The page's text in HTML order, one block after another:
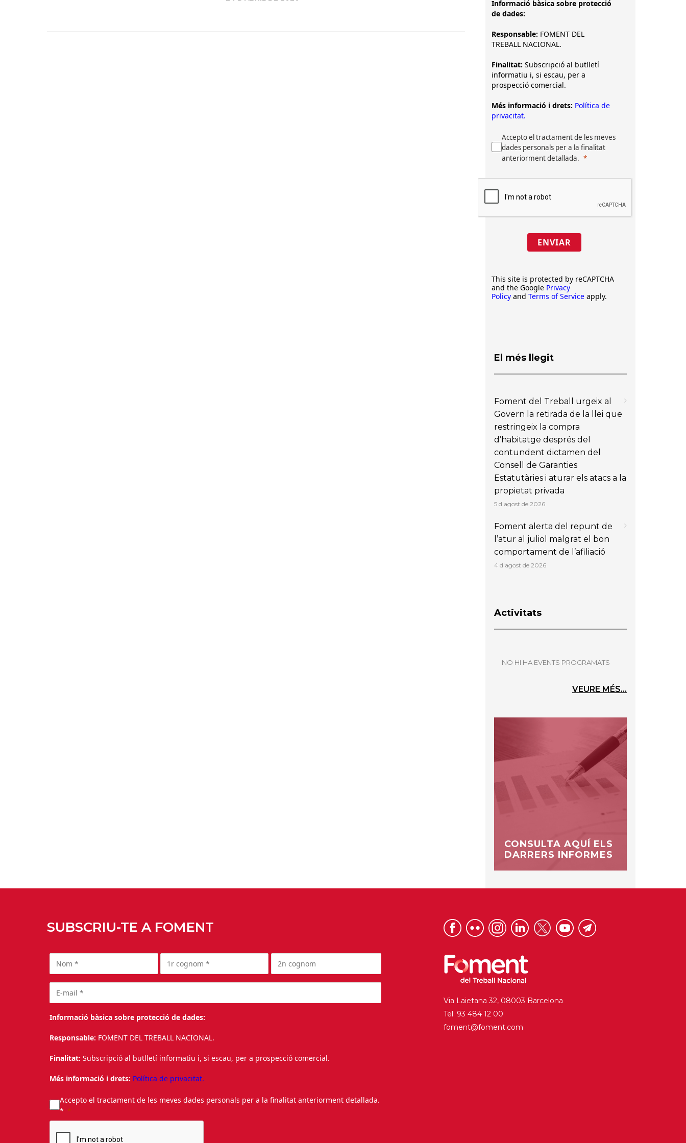
Informació bàsica sobre protecció
de dades:
Responsable: FOMENT DEL
TREBALL NACIONAL.
Finalitat: Subscripció al butlletí
informatiu i, si escau, per a
prospecció comercial.
Més informació i drets: Política de
privacitat.
Accepto el tractament de les meves
dades personals per a la finalitat
anteriorment detallada.
ENVIAR
This site is protected by reCAPTCHA
and the Google Privacy
Policy and Terms of Service apply.
El més llegit
Foment del Treball urgeix al
Govern la retirada de la llei que
restringeix la compra
d’habitatge després del
contundent dictamen del
Consell de Garanties
Estatutàries i aturar els atacs a la
propietat privada
5 d'agost de 2026
Foment alerta del repunt de
l’atur al juliol malgrat el bon
comportament de l’afiliació
4 d'agost de 2026
Activitats
NO HI HA EVENTS PROGRAMATS
VEURE MÉS...
CONSULTA AQUÍ ELS
DARRERS INFORMES
SUBSCRIU-TE A FOMENT
Informació bàsica sobre protecció de dades:
Responsable: FOMENT DEL TREBALL NACIONAL.
Finalitat: Subscripció al butlletí informatiu i, si escau, per a prospecció comercial.
Més informació i drets: Política de privacitat.
Accepto el tractament de les meves dades personals per a la finalitat anteriorment detallada.
*
Via Laietana 32, 08003 Barcelona
Tel. 93 484 12 00
foment@foment.com